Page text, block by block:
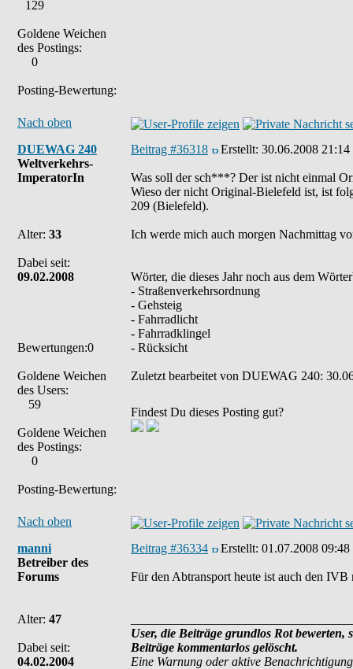
129
Goldene Weichen
des Postings:
0
Posting-Bewertung:
Nach oben
DUEWAG 240
Weltverkehrs-
ImperatorIn
Alter: 33
Dabei seit:
09.02.2008
Bewertungen:0
Goldene Weichen
des Users:
59
Goldene Weichen
des Postings:
0
Posting-Bewertung:
Beitrag #36318 Erstellt: 30.06.2008 21:14
Was soll der sch***? Der ist nicht einmal
Wieso der nicht Original-Bielefeld ist, ist
209 (Bielefeld).
Ich werde mich auch morgen Nachmittag
Wörter, die dieses Jahr noch aus dem
- Straßenverkehrsordnung
- Gehsteig
- Fahrradlicht
- Fahrradklingel
- Rücksicht
Zuletzt bearbeitet von DUEWAG 240:
Findest Du dieses Posting gut?
Nach oben
manni
Betreiber des
Forums
Alter: 47
Dabei seit:
04.02.2004
Beitrag #36334 Erstellt: 01.07.2008 09:48
Für den Abtransport heute ist auch den
User, die Beiträge grundlos Rot
Beiträge kommentarlos gelöscht.
Eine Warnung oder aktive